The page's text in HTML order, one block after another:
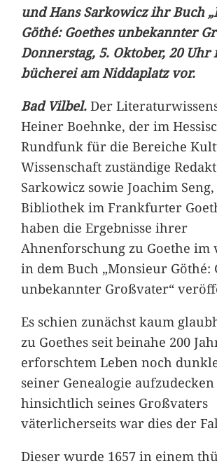
und Hans Sarkowicz ihr Buch
Göthé: Goethes unbekannter
Donnerstag, 5. Oktober, 20 Uhr
bücherei am Niddaplatz vor.
Bad Vilbel. Der
Heiner Boehnke, der im
Rundfunk für die Bereiche
Wissenschaft zuständige
Sarkowicz sowie Joachim
Bibliothek im Frankfurter
haben die Ergebnisse ihrer
Ahnenforschung zu Goethe im
in dem Buch „Monsieur Göthé:
unbekannter Großvater“
Es schien zunächst kaum
zu Goethes seit beinahe 200
erforschtem Leben noch
seiner Genealogie
hinsichtlich seines Großvaters
väterlicherseits war dies der
Dieser wurde 1657 in einem